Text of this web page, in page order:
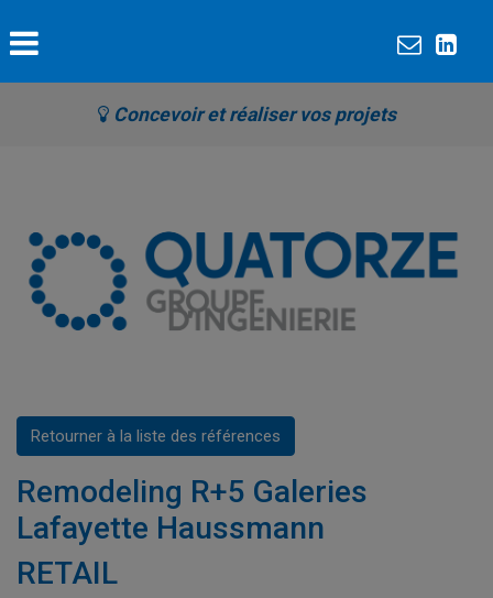
Concevoir et réaliser vos projets
Retourner à la liste des références
Remodeling R+5 Galeries
Lafayette Haussmann
RETAIL